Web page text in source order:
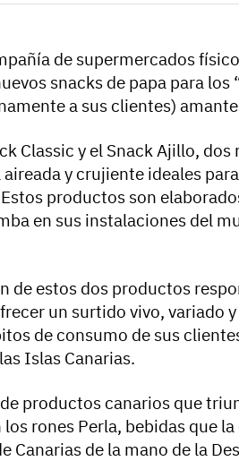
de supermercados
snacks de papa para los
a sus clientes)
Classic y el Snack Ajillo,
y crujiente ideales
productos son
en sus instalaciones del
de estos dos productos
un surtido vivo, variado
de consumo de sus
Islas Canarias.
productos canarios que
rones Perla, bebidas que
Canarias de la mano de la